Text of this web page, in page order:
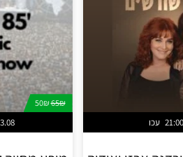
עכו 21:00
65₪
50₪